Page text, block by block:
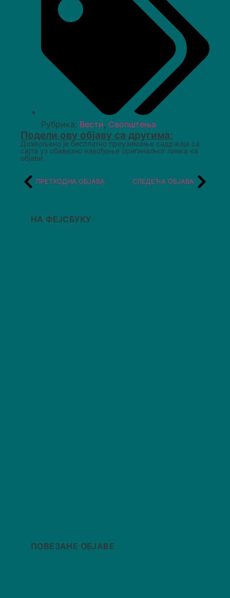
Рубрика: Вести, Саопштења
Подели ову објаву са другима:
Дозвољено је бесплатно преузимање садржаја са
сајта уз обавезно навођење оригиналног линка ка
објави.
ПРЕТХОДНА ОБЈАВА СЛЕДЕЋА ОБЈАВА
НА ФЕЈСБУКУ
ПОВЕЗАНЕ ОБЈАВЕ